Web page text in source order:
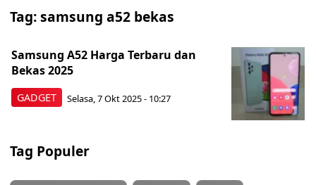
Tag:samsung a52 bekas
GADGET
Samsung A52 Harga Terbaru dan
Bekas 2025
Selasa, 7 Okt 2025 - 10:27
Tag Populer